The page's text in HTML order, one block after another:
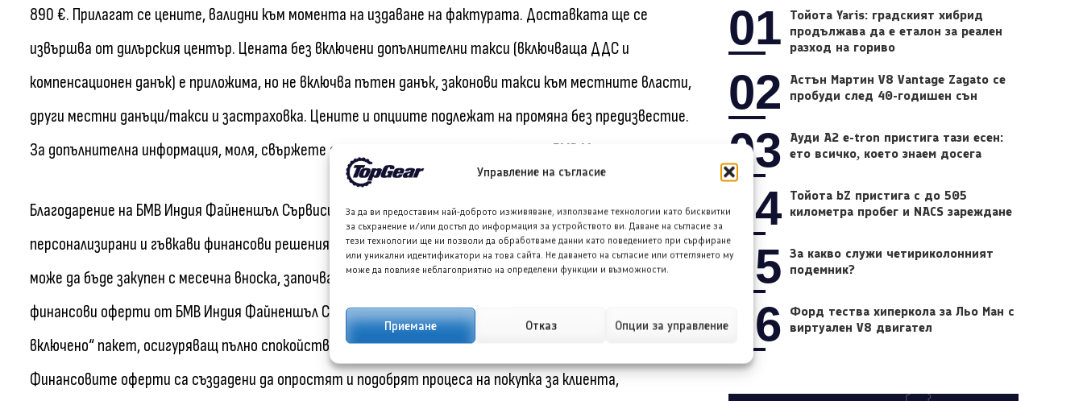
Управление на съгласие
За да ви предоставим най-доброто изживяване, използваме технологии като бисквитки
за съхранение и/или достъп до информация за устройството ви. Даване на съгласие за
тези технологии ще ни позволи да обработваме данни като поведението при сърфиране
или уникални идентификатори на това сайта. Не даването на съгласие или оттеглянето му
може да повлияе неблагоприятно на определени функции и възможности.
Приемане Отказ Опции за управление
890 €. Прилагат се цените, валидни към момента на издаване на фактурата. Доставката ще се
извършва от дилърския център. Цената без включени допълнителни такси (включваща ДДС и
компенсационен данък) е приложима, но не включва пътен данък, законови такси към местните власти,
други местни данъци/такси и застраховка. Цените и опциите подлежат на промяна без предизвестие.
За допълнителна информация, моля, свържете се с местния оторизиран дилър на БМВ Моторад.
Благодарение на БМВ Индия Файненшъл Сървисиз (BMW India Financial Services), са разработени
персонализирани и гъвкави финансови решения според индивидуалните изисквания. Новият БМВ F 450 GS
може да бъде закупен с месечна вноска, започваща от едва около 110 €. Две специални интегрирани
финансови оферти от БМВ Индия Файненшъл Сървисиз се грижат за всички аспекти с цялостен „всичко
включено“ пакет, осигуряващ пълно спокойствие и първокласно изживяване при притежание.
Финансовите оферти са създадени да опростят и подобрят процеса на покупка за клиента,
01
Тойота Yaris: градският хибрид
продължава да е еталон за реален
разход на гориво
02
Астън Мартин V8 Vantage Zagato се
пробуди след 40-годишен сън
03
Ауди A2 e-tron пристига тази есен:
ето всичко, което знаем досега
04 Тойота bZ пристига с до 505
километра пробег и NACS зареждане
05 За какво служи четириколонният
подемник?
06
Форд тества хиперкола за Льо Ман с
виртуален V8 двигател